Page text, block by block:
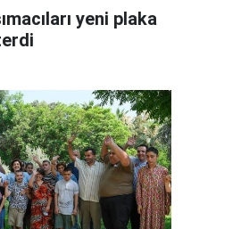
yeni plaka